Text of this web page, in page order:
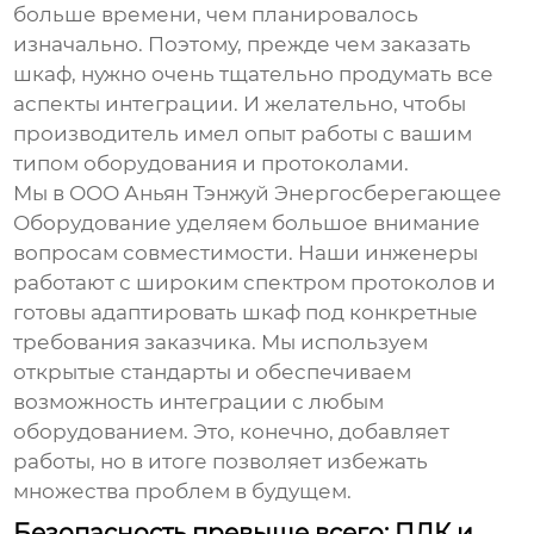
больше времени, чем планировалось
изначально. Поэтому, прежде чем заказать
шкаф, нужно очень тщательно продумать все
аспекты интеграции. И желательно, чтобы
производитель имел опыт работы с вашим
типом оборудования и протоколами.
Мы в ООО Аньян Тэнжуй Энергосберегающее
Оборудование уделяем большое внимание
вопросам совместимости. Наши инженеры
работают с широким спектром протоколов и
готовы адаптировать шкаф под конкретные
требования заказчика. Мы используем
открытые стандарты и обеспечиваем
возможность интеграции с любым
оборудованием. Это, конечно, добавляет
работы, но в итоге позволяет избежать
множества проблем в будущем.